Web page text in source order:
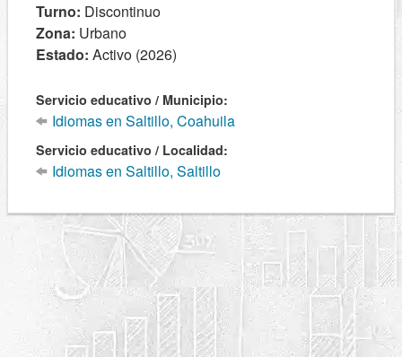
Turno: Discontinuo
Zona: Urbano
Estado: Activo (2026)
Servicio educativo / Municipio:
Idiomas en Saltillo, Coahuila
Servicio educativo / Localidad:
Idiomas en Saltillo, Saltillo